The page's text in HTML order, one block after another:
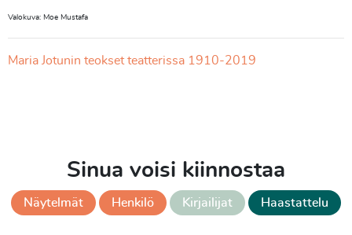
Valokuva: Moe Mustafa
Maria Jotunin teokset teatterissa 1910-2019
Sinua voisi kiinnostaa
Näytelmät Henkilö Kirjailijat Haastattelu